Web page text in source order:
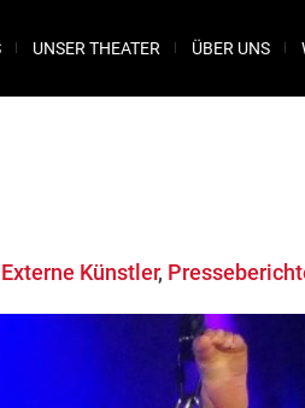
UNSER THEATER ÜBER UNS
Externe Künstler,